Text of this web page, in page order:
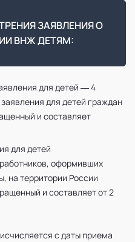
ЗАЯВЛЕНИЯ О
ВНЖ ДЕТЯМ:
для детей — 4
для детей граждан
и составляет
для детей
оформивших
на территории России
и составляет от 2
с даты приема